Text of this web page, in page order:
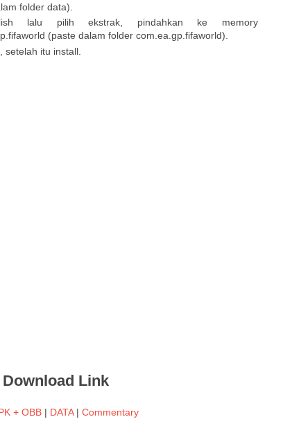
folder data).
lalu pilih ekstrak, pindahkan ke memory
(paste dalam folder com.ea.gp.fifaworld).
setelah itu install.
Download Link
+ OBB| DATA| Commentary